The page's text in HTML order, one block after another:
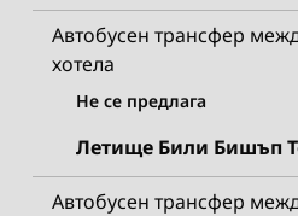
Автобусен трансфер
хотела
Не се предлага
Летище Били Бишъп
Автобусен трансфер